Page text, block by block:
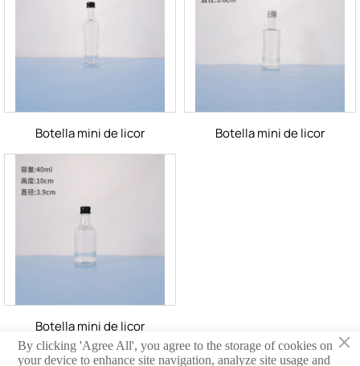
Botella mini de licor Botella mini de licor
Botella mini de licor
×
By clicking 'Agree All', you agree to the storage of cookies on
your device to enhance site navigation, analyze site usage and